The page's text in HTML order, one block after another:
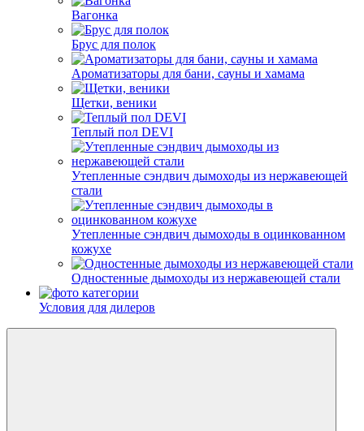
Вагонка
Брус для полок
Ароматизаторы для бани, сауны и хамама
Щетки, веники
Теплый пол DEVI
Утепленные сэндвич дымоходы из нержавеющей
стали
Утепленные сэндвич дымоходы в оцинкованном
кожухе
Одностенные дымоходы из нержавеющей стали
Условия для дилеров